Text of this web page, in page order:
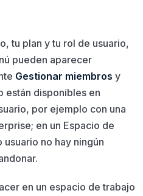
tu plan y tu rol de usuario,
pueden aparecer
Gestionar miembros y
están disponibles en
por ejemplo con una
en un Espacio de
no hay ningún
en un espacio de trabajo